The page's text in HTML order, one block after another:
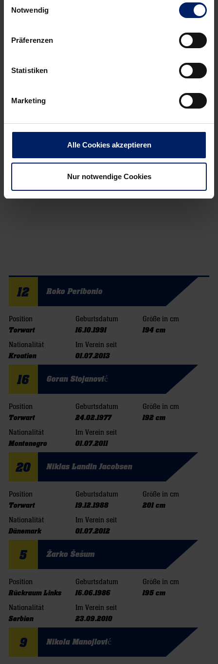
Notwendig
Präferenzen
Statistiken
Marketing
Alle Cookies akzeptieren
Nur notwendige Cookies
12 Roko Peribonio
Position
Torwart
Geburtsdatum
16.10.1991
Größe in cm
194 cm
Nationalität
Kroatien
Im Verein seit
01.07.2013
16 Goran Stojanović
Position
Torwart
Geburtsdatum
24.02.1977
Größe in cm
192 cm
Nationalität
Montenegro
Im Verein seit
01.07.2011
20 Niklas Landin Jacobsen
Position
Torwart
Geburtsdatum
19.12.1988
Größe in cm
201 cm
Nationalität
Dänemark
Im Verein seit
01.07.2012
5 Žarko Šešum
Position
Rückraum Links
Geburtsdatum
16.06.1986
Größe in cm
195 cm
Nationalität
Serbien
Im Verein seit
23.09.2010
9 Nikola Manojlović